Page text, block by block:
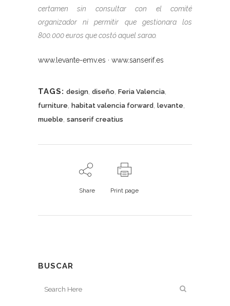
certamen sin consultar con el comité
organizador ni permitir que gestionara los
800.000 euros que costó aquel sarao.
www.levante-emv.es · www.sanserif.es
TAGS: design diseño Feria Valencia
furniture habitat valencia forward levante
mueble sanserif creatius
Share Print page
BUSCAR